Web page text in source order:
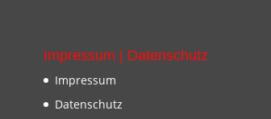
Impressum | Datenschutz
Impressum
Datenschutz